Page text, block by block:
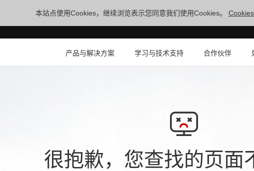
本站点使用Cookies，继续浏览表示您同意我们使用Cookies。
产品与解决方案 学习与技术支持 合作伙伴
很抱歉，您查找的页面